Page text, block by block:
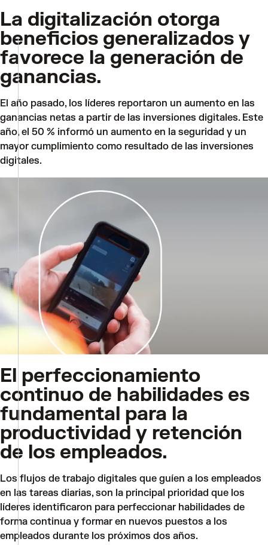
La digitalización otorga
beneficios generalizados y
favorece la generación de
ganancias.
El año pasado, los líderes reportaron un aumento en las
ganancias netas a partir de las inversiones digitales. Este
año, el 50 % informó un aumento en la seguridad y un
mayor cumplimiento como resultado de las inversiones
digitales.
El perfeccionamiento
continuo de habilidades es
fundamental para la
productividad y retención
de los empleados.
Los flujos de trabajo digitales que guíen a los empleados
en las tareas diarias, son la principal prioridad que los
líderes identificaron para perfeccionar habilidades de
forma continua y formar en nuevos puestos a los
empleados durante los próximos dos años.